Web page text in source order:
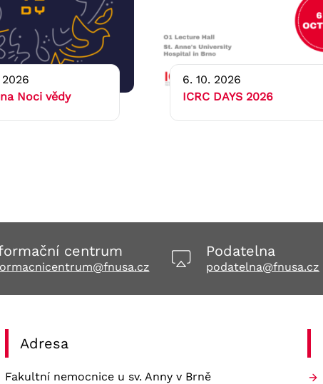
Noci vědy
6. 10. 2026
ICRC DAYS 2026
centrum Podatelna
podatelna@fnusa.cz
Adresa
Fakultní nemocnice u sv. Anny v Brně